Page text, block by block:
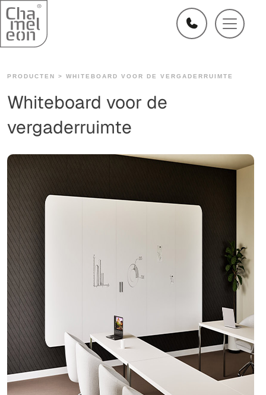
PRODUCTEN > WHITEBOARD VOOR DE VERGADERRUIMTE
Whiteboard voor de
vergaderruimte